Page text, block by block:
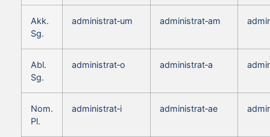
Akk.
Sg.
administrat‑um administrat‑am
Abl.
Sg.
administrat‑o administrat‑a
Nom.
Pl.
administrat‑i administrat‑ae